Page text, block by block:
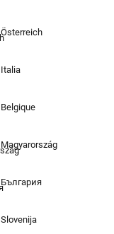
Österreich
Italia
Belgique
Magyarország
България
Slovenija